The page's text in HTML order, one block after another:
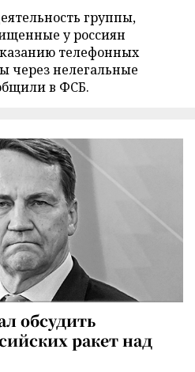
группы,
у россиян
телефонных
через нелегальные
в ФСБ.
обсудить
ракет над